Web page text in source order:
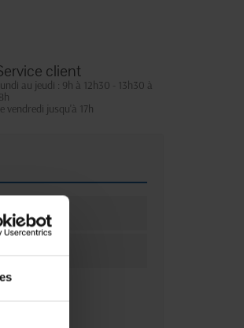
client
au jeudi : 9h à 12h30 - 13h30 à
vendredi jusqu'à 17h